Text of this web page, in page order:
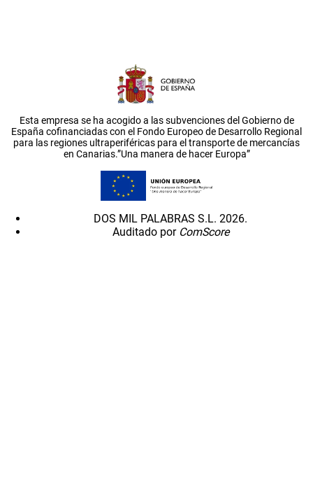
Esta empresa se ha acogido a las subvenciones del Gobierno de
España cofinanciadas con el Fondo Europeo de Desarrollo Regional
para las regiones ultraperiféricas para el transporte de mercancías
en Canarias.”Una manera de hacer Europa”
DOS MIL PALABRAS S.L. 2026.
Auditado por ComScore